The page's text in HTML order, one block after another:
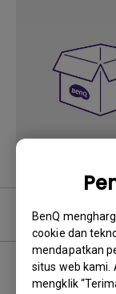
BenQ
cookie dan
mendapatkan
situs web kami.
mengklik
Perangkat